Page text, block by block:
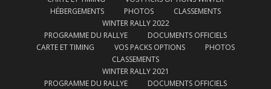
HÉBERGEMENTS
PHOTOS
CLASSEMENTS
WINTER RALLY 2022
PROGRAMME DU RALLYE
DOCUMENTS OFFICIELS
CARTE ET TIMING
VOS PACKS OPTIONS
PHOTOS
CLASSEMENTS
WINTER RALLY 2021
PROGRAMME DU RALLYE
DOCUMENTS OFFICIELS